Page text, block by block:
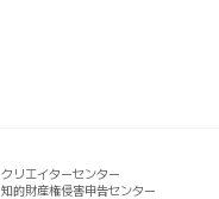
クリエイターセンター
知的財産権侵害申告センター